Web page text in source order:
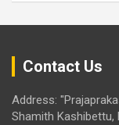
Contact Us
Address:
Shamith Kashibettu,